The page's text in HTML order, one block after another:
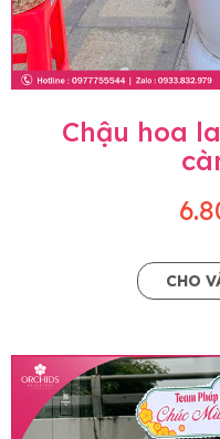
Chậu hoa
CHO